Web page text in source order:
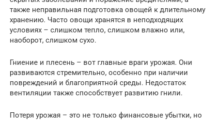
также неправильная подготовка овощей к длительному
хранению. Часто овощи хранятся в неподходящих
условиях – слишком тепло, слишком влажно или,
наоборот, слишком сухо.
Гниение и плесень – вот главные враги урожая. Они
развиваются стремительно, особенно при наличии
повреждений и благоприятной среды. Недостаток
вентиляции также способствует развитию гнили.
Потеря урожая – это не только финансовые убытки, но